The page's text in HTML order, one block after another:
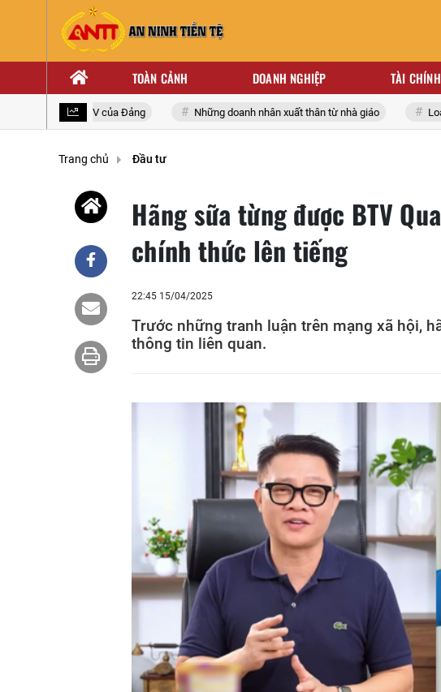
TOÀN CẢNH DOANH NGHIỆP TÀI
lần thứ XIV của Đảng Những doanh nhân xuất thân từ nhà giáo Loạt
Trang chủ Đầu tư
Hãng sữa từng được BTV
chính thức lên tiếng
22:45 15/04/2025
Trước những tranh luận trên mạng xã hội,
thông tin liên quan.